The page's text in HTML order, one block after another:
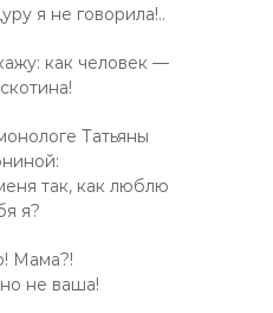
я не говорила!..
как человек —
Татьяны
так, как люблю
я?
Мама?!
не ваша!